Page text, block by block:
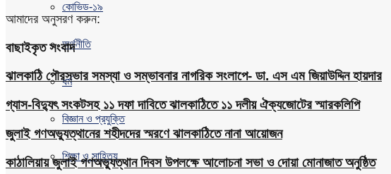
কোভিড-১৯
অর্থনীতি
ধর্ম
বিজ্ঞান ও প্রযুক্তি
শিক্ষা ও সাহিত্য
আমাদের অনুসরণ করুন:
বাছাইকৃত সংবাদ
ঝালকাঠি পৌরসভার সমস্যা ও সম্ভাবনার নাগরিক সংলাপে- ডা. এস এম জিয়াউদ্দিন হায়দার
গ্যাস-বিদ্যুৎ সংকটসহ ১১ দফা দাবিতে ঝালকাঠিতে ১১ দলীয় ঐক্যজোটের স্মারকলিপি
জুলাই গণঅভ্যুত্থানের শহীদদের স্মরণে ঝালকাঠিতে নানা আয়োজন
কাঠালিয়ায় জুলাই গণঅভ্যুত্থান দিবস উপলক্ষে আলোচনা সভা ও দোয়া মোনাজাত অনুষ্ঠিত